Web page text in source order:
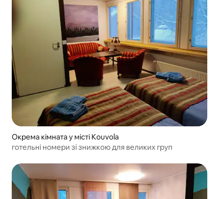
Окрема кімната у місті Kouvola
готельні номери зі знижкою для великих груп